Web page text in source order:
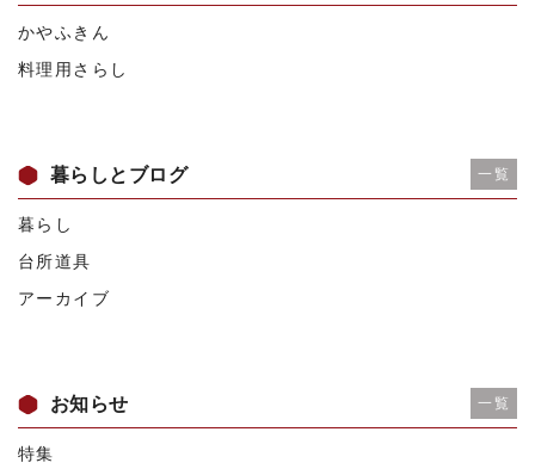
かやふきん
料理用さらし
暮らしとブログ 一覧
暮らし
台所道具
アーカイブ
お知らせ 一覧
特集